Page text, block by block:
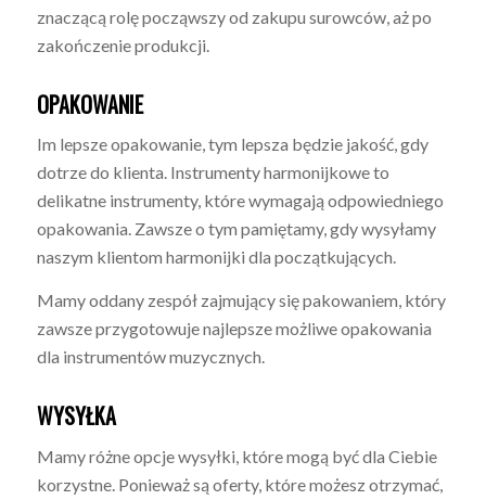
znaczącą rolę począwszy od zakupu surowców, aż po
zakończenie produkcji.
OPAKOWANIE
Im lepsze opakowanie, tym lepsza będzie jakość, gdy
dotrze do klienta. Instrumenty harmonijkowe to
delikatne instrumenty, które wymagają odpowiedniego
opakowania. Zawsze o tym pamiętamy, gdy wysyłamy
naszym klientom harmonijki dla początkujących.
Mamy oddany zespół zajmujący się pakowaniem, który
zawsze przygotowuje najlepsze możliwe opakowania
dla instrumentów muzycznych.
WYSYŁKA
Mamy różne opcje wysyłki, które mogą być dla Ciebie
korzystne. Ponieważ są oferty, które możesz otrzymać,